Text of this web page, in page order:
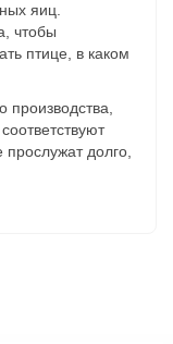
яиц.
чтобы
птице, в каком
производства,
долго,